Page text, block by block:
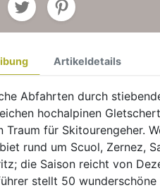
Artikeldetails
Abfahrten durch
hochalpinen
Traum für Skitourengeher.
rund um Scuol, Zernez,
die Saison reicht von
stellt 50 wunderschöne